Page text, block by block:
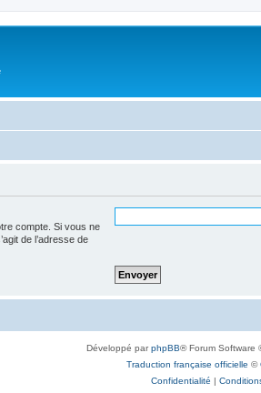
compte. Si vous ne
de l’adresse de
Développé parphpBB® Forum Software
Traduction française officielle ©
Confidentialité |